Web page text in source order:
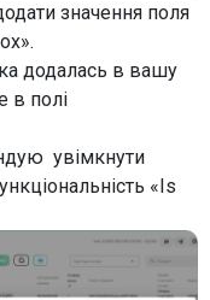
значення поля
додалась в вашу
в полі
увімкнути
«Is